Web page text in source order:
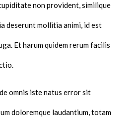
non provident, similique
deserunt mollitia animi, id est
Et harum quidem rerum facilis
omnis iste natus error sit
doloremque laudantium, totam